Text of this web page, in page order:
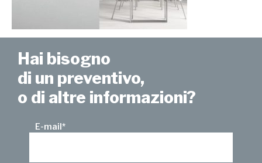
Hai bisogno
di un preventivo,
o di altre informazioni?
E-mail*